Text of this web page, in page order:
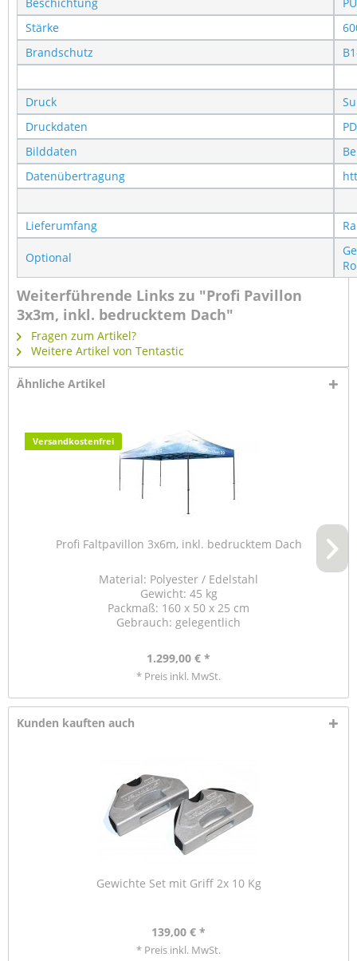
Stärke
Brandschutz
Druck
Druckdaten
Bilddaten
Datenübertragung
Lieferumfang
Optional
Weiterführende Links zu "Profi Pavillon
3x3m, inkl. bedrucktem Dach"
Fragen zum Artikel?
Weitere Artikel von Tentastic
Ähnliche Artikel
Versandkostenfrei
Profi Faltpavillon 3x6m, inkl. bedrucktem Dach
Material: Polyester / Edelstahl
Gewicht: 45 kg
Packmaß: 160 x 50 x 25 cm
Gebrauch: gelegentlich
1.299,00 € *
* Preis inkl. MwSt.
Kunden kauften auch
Gewichte Set mit Griff 2x 10 Kg
139,00 € *
* Preis inkl. MwSt.